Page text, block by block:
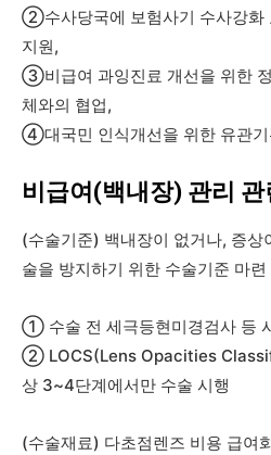
②수사당국에 보험사기 수사강화
지원,
③비급여 과잉진료 개선을 위한
체와의 협업,
④대국민 인식개선을 위한 유관기
비급여(백내장) 관리
(수술기준) 백내장이 없거나, 증상
술을 방지하기 위한 수술기준 마련
① 수술 전 세극등현미경검사 등
② LOCS(Lens Opacities
상 3~4단계에서만 수술 시행
(수술재료) 다초점렌즈 비용 급여